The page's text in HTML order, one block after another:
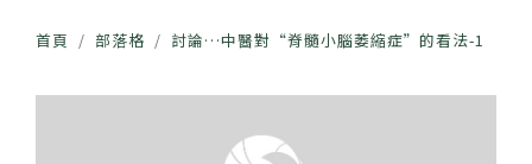
我是林佑彥
👁️ 共感・視覺模擬館
🧘 光流導引．雲端禪房
看見現象．衛教文章
尋找祥峻
首頁 部落格 討論…中醫對“脊髓小腦萎縮症”的看法-1